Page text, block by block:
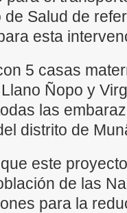
Salud de
esta
5 casas
Ñopo y
las
distrito de
este
de las
para la